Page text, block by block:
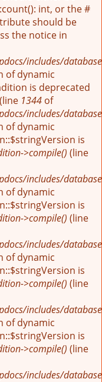
int, or the #
should be
the notice in
includes/
of dynamic
is deprecated
(line 1344 of
includes/
of dynamic
is
>compile() (line
includes/
of dynamic
is
>compile() (line
includes/
of dynamic
is
>compile() (line
includes/
of dynamic
is
>compile() (line
includes/